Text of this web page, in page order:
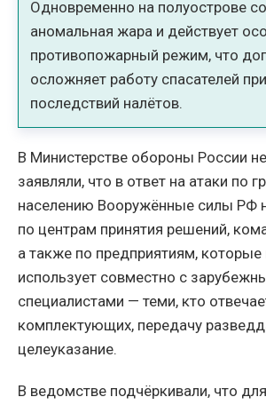
Одновременно на полуострове
аномальная жара и действует
противопожарный режим, что
осложняет работу спасателей
последствий налётов.
В Министерстве обороны России
заявляли, что в ответ на атаки по
населению Вооружённые силы РФ
по центрам принятия решений,
а также по предприятиям,
использует совместно с
специалистами — теми, кто
комплектующих, передачу
целеуказание.
В ведомстве подчёркивали, что